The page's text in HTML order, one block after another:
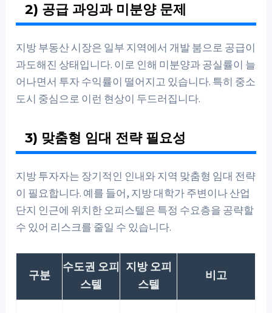
2) 공급 과잉과 미분양 문제
지방 부동산 시장은 일부 지역에서 개발 붐으로 공급이
과도해진 상태입니다. 이로 인해 미분양과 공실률이 늘
어나면서 투자 수익률이 떨어지고 있습니다. 특히 중소
도시 중심으로 이런 현상이 두드러집니다.
3) 맞춤형 임대 전략 필요성
지방 투자자는 장기적인 인내와 지역 맞춤형 임대 전략
이 필요합니다. 예를 들어, 지방 대학가 주변이나 산업
단지 인근에 위치한 오피스텔은 특정 수요층을 공략할
수 있어 리스크를 줄일 수 있습니다.
구분
수도권 오피
스텔
지방 오피
스텔
비고